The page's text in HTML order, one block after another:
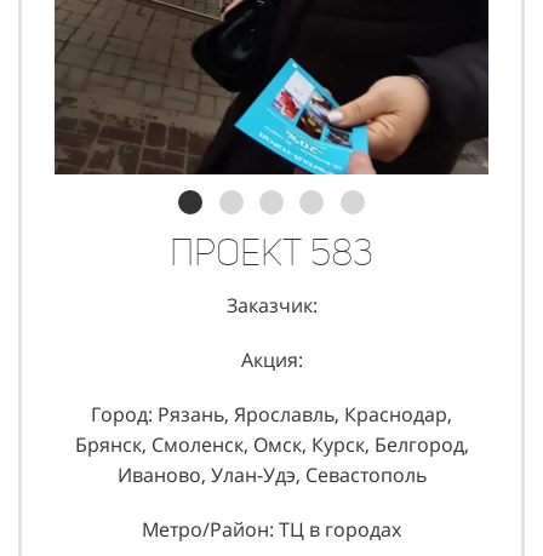
Проект 583
Заказчик:
Акция:
Город: Рязань, Ярославль, Краснодар,
Брянск, Смоленск, Омск, Курск, Белгород,
Иваново, Улан-Удэ, Севастополь
Метро/Район: ТЦ в городах